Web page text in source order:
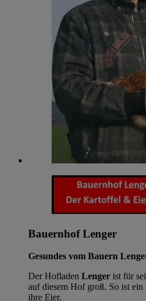
Bauernhof Lenger
Gesundes vom Bauern
Der Hofladen Lenger ist für
auf diesem Hof groß. So ist
ihre Eier.